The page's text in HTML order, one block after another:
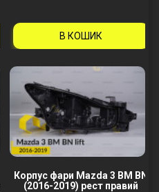
В КОШИК
Корпус фари Mazda 3 BM BN
(2016-2019) рест правий